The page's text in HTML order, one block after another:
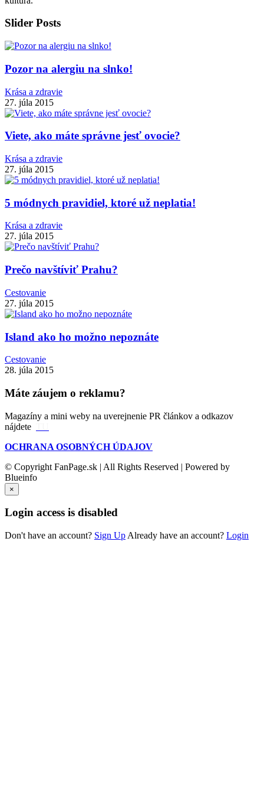
Slider Posts
Pozor na alergiu na slnko!
Krása a zdravie
27. júla 2015
Viete, ako máte správne jesť ovocie?
Krása a zdravie
27. júla 2015
5 módnych pravidiel, ktoré už neplatia!
Krása a zdravie
27. júla 2015
Prečo navštíviť Prahu?
Cestovanie
27. júla 2015
Island ako ho možno nepoznáte
Cestovanie
28. júla 2015
Máte záujem o reklamu?
Magazíny a mini weby na uverejnenie PR článkov a odkazov
nájdete
OCHRANA OSOBNÝCH ÚDAJOV
© Copyright FanPage.sk | All Rights Reserved | Powered by
Blueinfo
×
Login access is disabled
Don't have an account? Sign Up Already have an account? Login